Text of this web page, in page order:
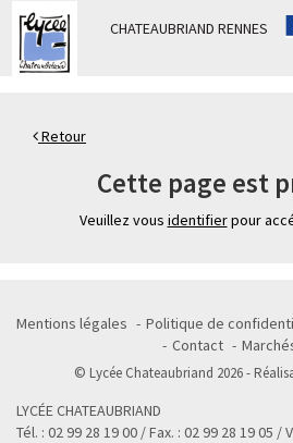
CHATEAUBRIAND RENNES
Retour
Cette page est
Veuillez vous identifierpour
Mentions légales Politique de
Contact
© Lycée Chateaubriand 2026 -
LYCÉE CHATEAUBRIAND
Tél. : 02 99 28 19 00 / Fax. : 02 99 28 19 05 /
Panneau de gestion des cookies